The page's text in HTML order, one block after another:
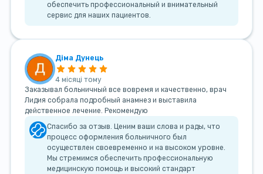
обеспечить профессиональный и внимательный
сервис для наших пациентов.
Діма Дунець
4 місяці тому
Заказывал больничный все вовремя и качественно, врач
Лидия собрала подробный анамнез и выставила
действенное лечение. Рекомендую
Спасибо за отзыв. Ценим ваши слова и рады, что
процесс оформления больничного был
осуществлен своевременно и на высоком уровне.
Мы стремимся обеспечить профессиональную
медицинскую помощь и высокий стандарт